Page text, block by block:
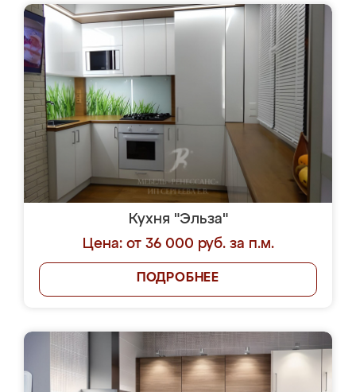
Кухня "Эльза"
Цена: от 36 000 руб. за п.м.
ПОДРОБНЕЕ